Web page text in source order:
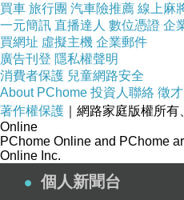
現這2張圖案竟然不同，
限制太嚴格了」，更在
了吧」。原來其中日本
克特，是一位頂著綠色
法具並身著當今流行的
人物；而美國版的「治
把手拿型似十字架的法
還把能露出香肩的「一
買車 旅行團 汽車險推薦 線上麻
一元簡訊 直播達人 數位憑證 企
買網址 虛擬主機 企業郵件
廣告刊登 隱私權聲明
消費者保護 兒童網路安全
About PChome 投資人聯絡 徵才
著作權保護 ｜網路家庭版權所
Online
PChome Online and PChome
Online Inc.
個人新聞台